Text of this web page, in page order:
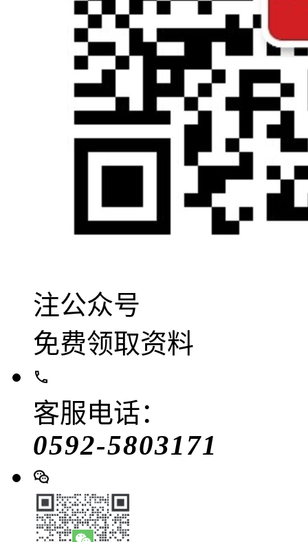
注公众号
免费领取资料
客服电话：
0592-5803171